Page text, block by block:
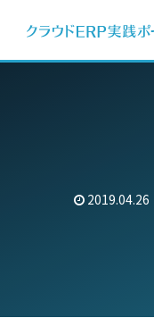
2019.04.26